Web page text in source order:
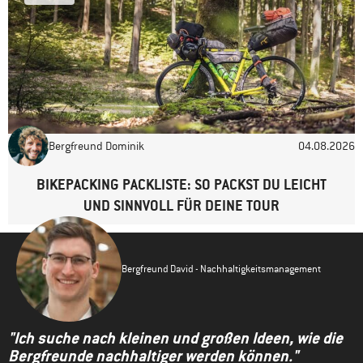
Bergfreund Dominik 04.08.2026
BIKEPACKING PACKLISTE: SO PACKST DU LEICHT
UND SINNVOLL FÜR DEINE TOUR
Bergfreund David - Nachhaltigkeitsmanagement
"Ich suche nach kleinen und großen Ideen, wie die
Bergfreunde nachhaltiger werden können."